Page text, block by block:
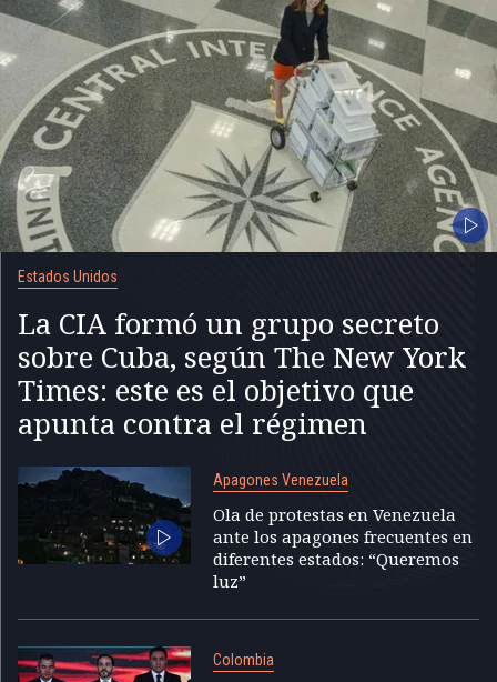
Estados Unidos
La CIA formó un grupo secreto
sobre Cuba, según The New York
Times: este es el objetivo que
apunta contra el régimen
Apagones Venezuela
Ola de protestas en Venezuela
ante los apagones frecuentes en
diferentes estados: “Queremos
luz”
Colombia